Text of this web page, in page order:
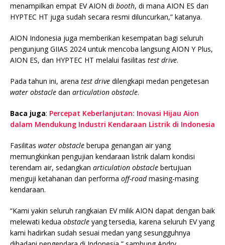
menampilkan empat EV AION di booth, di mana AION ES dan
HYPTEC HT juga sudah secara resmi diluncurkan,” katanya.
AION Indonesia juga memberikan kesempatan bagi seluruh
pengunjung GIIAS 2024 untuk mencoba langsung AION Y Plus,
AION ES, dan HYPTEC HT melalui fasilitas test drive.
Pada tahun ini, arena test drive dilengkapi medan pengetesan
water obstacle dan articulation obstacle.
Baca juga: Percepat Keberlanjutan: Inovasi Hijau Aion
dalam Mendukung Industri Kendaraan Listrik di Indonesia
Fasilitas water obstacle berupa genangan air yang
memungkinkan pengujian kendaraan listrik dalam kondisi
terendam air, sedangkan articulation obstacle bertujuan
menguji ketahanan dan performa off-roadmasing-masing
kendaraan.
“Kami yakin seluruh rangkaian EV milik AION dapat dengan baik
melewati kedua obstacle yang tersedia, karena seluruh EV yang
kami hadirkan sudah sesuai medan yang sesungguhnya